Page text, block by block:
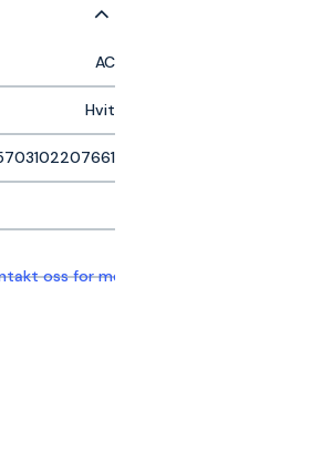
AC
Hvit
oss for mer informasjon